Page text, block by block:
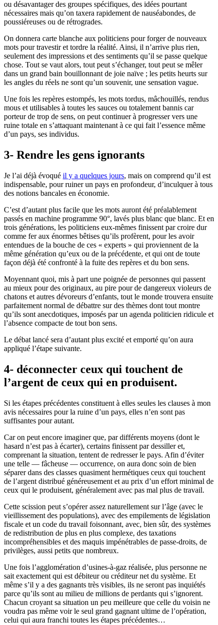
ou désavantager des groupes spécifiques, des idées pourtant
nécessaires mais qu’on taxera rapidement de nauséabondes, de
poussiéreuses ou de rétrogrades.
On donnera carte blanche aux politiciens pour forger de nouveaux
mots pour travestir et tordre la réalité. Ainsi, il n’arrive plus rien,
seulement des impressions et des sentiments qu’il se passe quelque
chose. Tout se vaut alors, tout peut s’échanger, tout peut se mêler
dans un grand bain bouillonnant de joie naïve ; les petits heurts sur
les angles du réels ne sont qu’un souvenir, une sensation vague.
Une fois les repères estompés, les mots tordus, mâchouillés, rendus
mous et utilisables à toutes les sauces ou totalement bannis car
porteur de trop de sens, on peut continuer à progresser vers une
ruine totale en s’attaquant maintenant à ce qui fait l’essence même
d’un pays, ses individus.
3- Rendre les gens ignorants
Je l’ai déjà évoqué il y a quelques jours, mais on comprend qu’il est
indispensable, pour ruiner un pays en profondeur, d’inculquer à tous
des notions bancales en économie.
C’est d’autant plus facile que les mots auront été préalablement
passés en machine programme 90°, lavés plus blanc que blanc. Et en
trois générations, les politiciens eux-mêmes finissent par croire dur
comme fer aux énormes bêtises qu’ils profèrent, pour les avoir
entendues de la bouche de ces « experts » qui proviennent de la
même génération qu’eux ou de la précédente, et qui ont de toute
façon déjà été confronté à la fuite des repères et du bon sens.
Moyennant quoi, mis à part une poignée de personnes qui passent
au mieux pour des originaux, au pire pour de dangereux violeurs de
chatons et autres dévoreurs d’enfants, tout le monde trouvera ensuite
parfaitement normal de débattre sur des thèmes dont tout montre
qu’ils sont anecdotiques, imposés par un agenda politicien ridicule et
l’absence compacte de tout bon sens.
Le débat lancé sera d’autant plus excité et emporté qu’on aura
appliqué l’étape suivante.
4- déconnecter ceux qui touchent de
l’argent de ceux qui en produisent.
Si les étapes précédentes constituent à elles seules les clauses à mon
avis nécessaires pour la ruine d’un pays, elles n’en sont pas
suffisantes pour autant.
Car on peut encore imaginer que, par différents moyens (dont le
hasard n’est pas à écarter), certains finissent par dessiller et,
comprenant la situation, tentent de redresser le pays. Afin d’éviter
une telle — fâcheuse — occurrence, on aura donc soin de bien
séparer dans des classes quasiment hermétiques ceux qui touchent
de l’argent distribué généreusement et au prix d’un effort minimal de
ceux qui le produisent, généralement avec pas mal plus de travail.
Cette scission peut s’opérer assez naturellement sur l’âge (avec le
vieillissement des populations), avec des empilements de législation
fiscale et un code du travail foisonnant, avec, bien sûr, des systèmes
de redistribution de plus en plus complexe, des taxations
incompréhensibles et des maquis impénétrables de passe-droits, de
privilèges, aussi petits que nombreux.
Une fois l’agglomération d’usines-à-gaz réalisée, plus personne ne
sait exactement qui est débiteur ou créditeur net du système. Et
même s’il y a des gagnants très visibles, ils ne seront pas inquiétés
parce qu’ils sont au milieu de millions de perdants qui s’ignorent.
Chacun croyant sa situation un peu meilleure que celle du voisin ne
voudra pas même voir le seul grand gagnant ultime de l’opération,
celui qui aura franchi toutes les étapes précédentes…